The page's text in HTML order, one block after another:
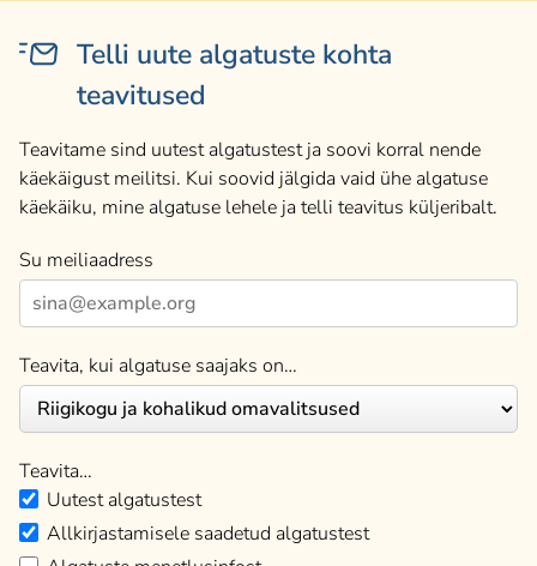
Telli uute algatuste kohta
teavitused
Teavitame sind uutest algatustest ja soovi korral nende
käekäigust meilitsi. Kui soovid jälgida vaid ühe algatuse
käekäiku, mine algatuse lehele ja telli teavitus küljeribalt.
Su meiliaadress
Teavita, kui algatuse saajaks on…
Teavita…
Uutest algatustest
Allkirjastamisele saadetud algatustest